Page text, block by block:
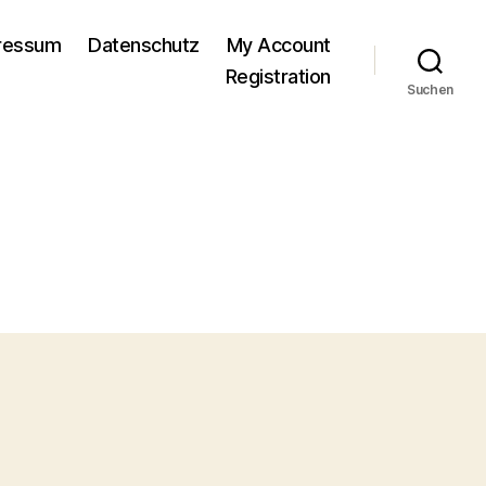
Datenschutz
My Account
Registration
Suchen